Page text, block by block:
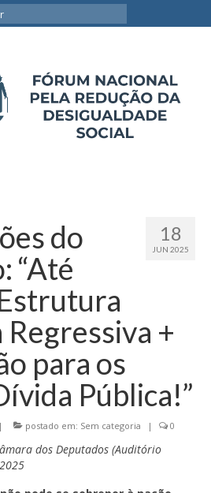
18
JUN 2025
do
“Até
+
para os
Pública!”
| postado em: Sem categoria | 0
dos Deputados (Auditório